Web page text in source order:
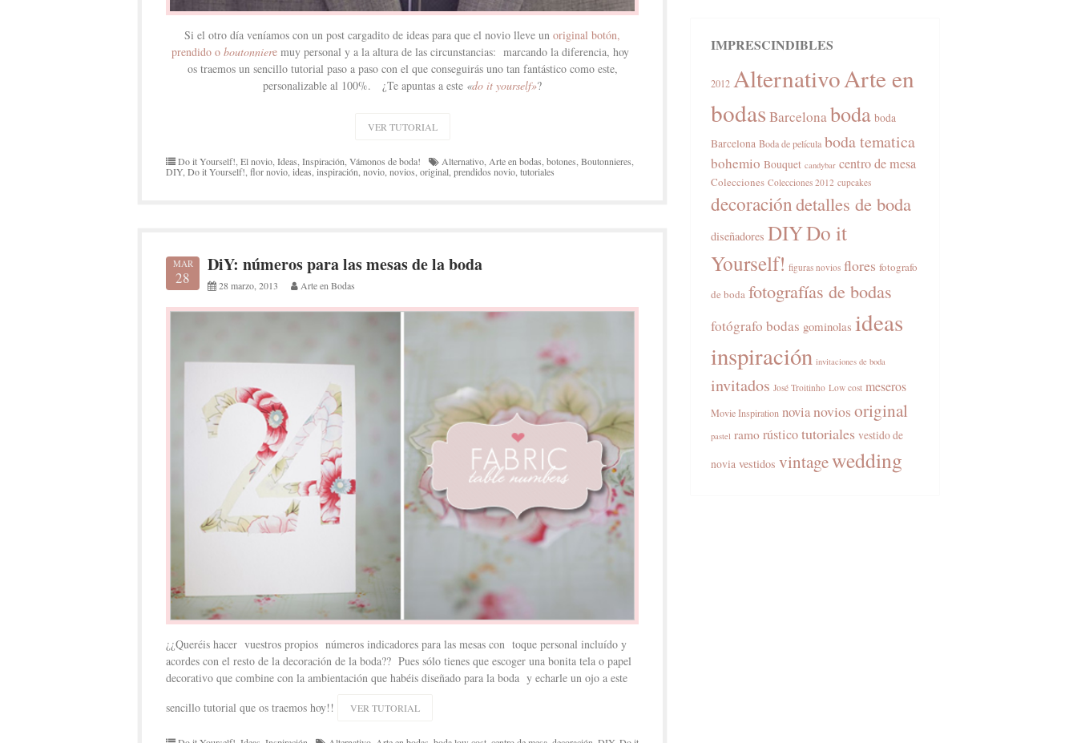
Si el otro día veníamos con un post cargadito de ideas para que el novio lleve un original botón,
prendido o boutonniere muy personal y a la altura de las circunstancias: marcando la diferencia, hoy
os traemos un sencillo tutorial paso a paso con el que conseguirás uno tan fantástico como este,
personalizable al 100%. ¿Te apuntas a este «do it yourself»?
VER TUTORIAL
Do it Yourself! El novio Ideas Inspiración Vámonos de boda! Alternativo Arte en bodas botones Boutonnieres
DIY Do it Yourself! flor novio ideas ,inspiración novio novios original prendidos novio tutoriales
MAR
28
DiY: números para las mesas de la boda
28 marzo, 2013 Arte en Bodas
¿¿Queréis hacer vuestros propios números indicadores para las mesas con toque personal incluído y
acordes con el resto de la decoración de la boda?? Pues sólo tienes que escoger una bonita tela o papel
decorativo que combine con la ambientación que habéis diseñado para la boda y echarle un ojo a este
sencillo tutorial que os traemos hoy!!
VER TUTORIAL
IMPRESCINDIBLES
2012 AlternativoArte en
bodas Barcelonaboda boda
Barcelona Boda de película boda tematica
bohemio Bouquet candybar centro de mesa
Colecciones Colecciones 2012 cupcakes
decoracióndetalles de boda
diseñadores DIYDo it
Yourself! figuras novios flores fotografo
de boda fotografías de bodas
fotógrafo bodas gominolas ideas
inspiración invitaciones de boda
invitados José Troitinho Low cost meseros
Movie Inspiration novianovios original
pastel ramo rústicotutoriales vestido de
novia vestidos vintagewedding